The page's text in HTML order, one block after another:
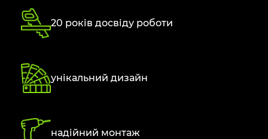
20 років досвіду роботи
унікальний дизайн
надійний монтаж